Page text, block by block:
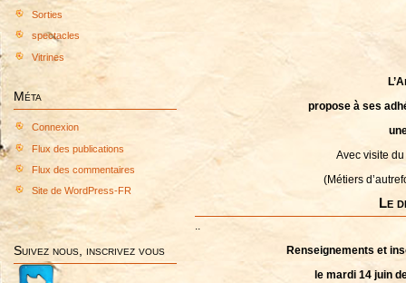
Sorties
spectacles
Vitrines
Méta
Connexion
Flux des publications
Flux des commentaires
Site de WordPress-FR
Suivez nous, inscrivez vous
propose à ses
Avec visite
(Métiers
Le
..
Renseignements et
le mardi 14 juin